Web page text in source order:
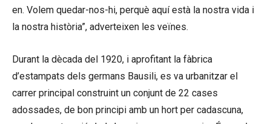
en. Volem quedar-nos-hi, perquè aquí està la nostra vida i
la nostra història”, adverteixen les veïnes.
Durant la dècada del 1920, i aprofitant la fàbrica
d’estampats dels germans Bausili, es va urbanitzar el
carrer principal construint un conjunt de 22 cases
adossades, de bon principi amb un hort per cadascuna,